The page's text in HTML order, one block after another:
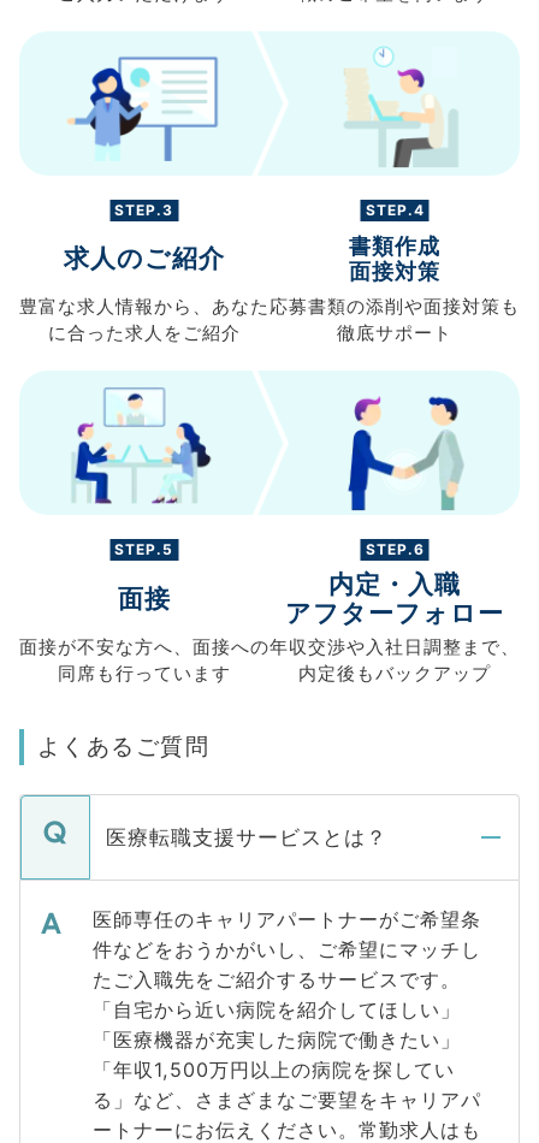
STEP.3
求人のご紹介
豊富な求人情報から、 あなた
に合った求人を ご紹介
STEP.4
書類作成
面接対策
応募書類の添削や面接対策も
徹底サポート
STEP.5
面接
面接が不安な方へ、 面接への
同席も行っています
STEP.6
内定・入職
アフターフォロー
年収交渉や入社日調整まで、
内定後もバックアップ
よくあるご質問
医療転職支援サービスとは？
医師専任のキャリアパートナーがご希望条
件などをおうかがいし、ご希望にマッチし
たご入職先をご紹介するサービスです。
「自宅から近い病院を紹介してほしい」
「医療機器が充実した病院で働きたい」
「年収1,500万円以上の病院を探してい
る」など、さまざまなご要望をキャリアパ
ートナーにお伝えください。常勤求人はも